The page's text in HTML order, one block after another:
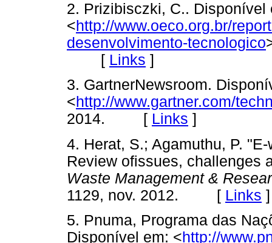
2. Prizibisczki, C.. Disponível
<http://www.oeco.org.br/
desenvolvimento-tecnologico
[ Links ]
3. GartnerNewsroom.
<http://www.gartner.com/
2014. [ Links ]
4. Herat, S.; Agamuthu, P.
Review ofissues, challenges
Waste Management &
1129, nov. 2012. [ Links ]
5. Pnuma, Programa das
Disponível em: <http://